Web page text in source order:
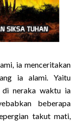
ia menceritakan
ia alami. Yaitu
di neraka waktu ia
beberapa
takut mati,